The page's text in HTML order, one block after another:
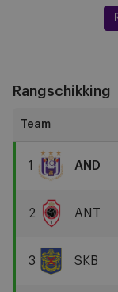
Rangschikking
1
Anderlecht
AND
2
Antwerp
FC
ANT
3
SKB